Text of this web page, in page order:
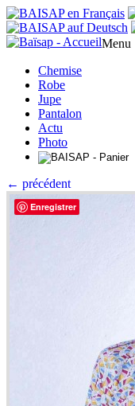
Menu
Chemise
Robe
Jupe
Pantalon
Actu
Photo
← précédent
Enregistrer